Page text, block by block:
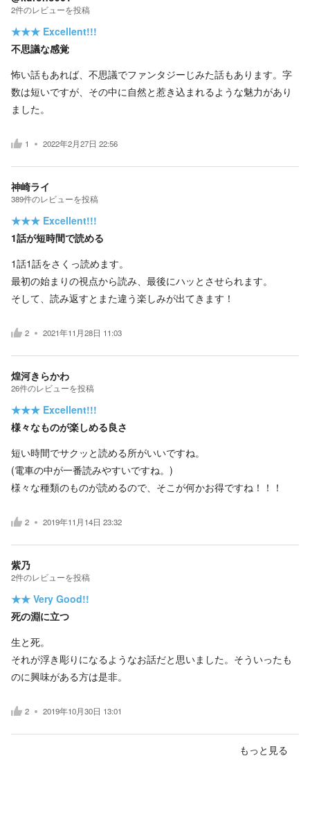
2件のレビューを投稿
★★★ Excellent!!!
不思議な感覚
怖い話もあれば、不思議でファンタジーじみた話もあります。字
数は短いですが、その中に自然と惹き込まれるような魅力があり
ました。
1 2022年2月27日 22:56
神崎ライ
389件のレビューを投稿
★★★ Excellent!!!
1話が短時間で読める
1話1話をさくっ読めます。
最初の始まりの視点から読み、最後にハッとさせられます。
そして、読み返すとまた違う楽しみが出てきます！
2 2021年11月28日 11:03
煌河きらかわ
26件のレビューを投稿
★★★ Excellent!!!
様々なものが楽しめる良さ
短い時間でサクッと読める所がいいですね。
(電車の中が一番読みやすいですね。)
様々な種類のものが読めるので、そこが何かお得ですね！！！
2 2019年11月14日 23:32
紫乃
2件のレビューを投稿
★★ Very Good!!
死の淵に立つ
生と死。
それが浮き彫りになるようなお話だと思いました。そういったも
のに興味がある方は是非。
2 2019年10月30日 13:01
もっと見る